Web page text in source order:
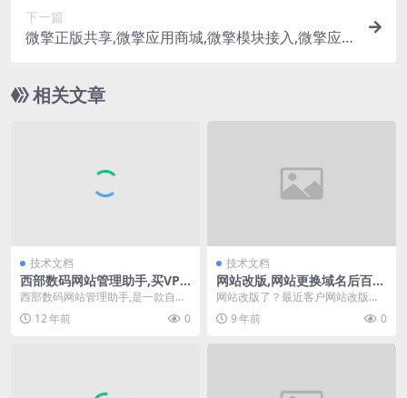
下一篇
微擎正版共享,微擎应用商城,微擎模块接入,微擎应
相关文章
技术文档
西部数码网站管理助手,买VPS
云主机服务器赠送网站管理工
具
西部数码网站管理助手,是一款自动
建立虚拟主机站点的程序，通过本
程序可以自动建立I...
12 年前 0
技术文档
网站改版,网站更换域名后百度
收录问题,百度快速收录新域名
网站改版了？最近客户网站改版
了，公司名字都换了，域名也换
了，打开百度搜索一看，我...
9 年前 0